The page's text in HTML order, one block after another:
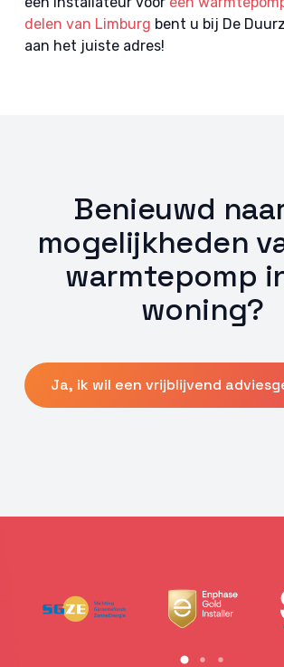
delen van Limburg bent u bij De
aan het juiste adres!
Benieuwd
mogelijkheden
warmtepomp
woning?
Ja, ik wil een vrijblijvend